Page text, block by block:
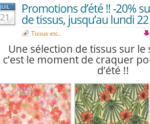
JUIL
21
Promotions d’été !! -20%
de tissus, jusqu’au lundi
Tissus etc..
Une sélection de tissus sur le
c’est le moment de craquer
d’été !!